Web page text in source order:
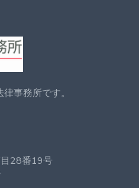
事務所です。
28番19号